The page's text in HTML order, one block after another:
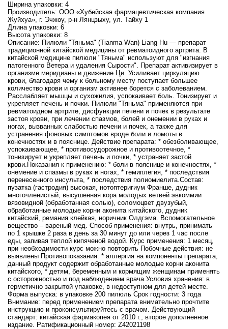
Ширина упаковки: 4
Производитель: ООО «Хубейская фармацевтическая компания
Жуйхуа», г. Эчжоу, р-н Лянцзыху, ул. Тайху 1
Длина упаковки: 6
Высота упаковки: 8
Описание: Пилюли "Тяньма" (Tianma Wan) Liang Hu — препарат
традиционной китайской медицины от ревматоидного артрита. В
китайской медицине пилюли "Тяньма" используют для "изгнания
патогенного Ветера и удаления Сырости". Препарат активизирует в
организме меридианы и движение Ци. Усиливает циркуляцию
крови, благодаря чему к больному месту поступает большее
количество крови и организм активнее борется с заболеванием.
Расслабляет мышцы и сухожилия, успокаивает боль. Тонизирует и
укрепляет печень и почки. Пилюли "Тяньма" применяются при
ревматоидном артрите, дисфункции печени и почек в результате
застоя крови, при лечении спазмов, болей и онемении в руках и
ногах, вызванных слабостью печени и почек, а также для
устранения фоновых симптомов вроде боли и ломоты в
конечностях и в пояснице. Действие препарата: * обезболивающее,
успокаивающее, * противосудорожное и противоотечное, *
тонизирует и укрепляет печень и почки, * устраняет застой
крови.Показания к применению: * боли в пояснице и конечностях, *
онемение и спазмы в руках и ногах, * гемиплегия, * последствия
перенесенного инсульта, * последствия полиомиелита.Состав:
пузатка (гастродия) высокая, нотоптеригиум Франше, дудник
многочленистый, высушенная кора молодых ветвей эвкоммии
вязовидной (обработанная солью), соломоцвет двузубый,
обработанные молодые корни аконита китайского, дудник
китайский, ремания клейкая, норичник Олдгэма. Вспомогательное
вещество – вареный мед. Способ применения: внутрь, принимать
по 1 крышке 2 раза в день за 30 минут до или через 1 час после
еды, запивая теплой кипяченой водой. Курс применения: 1 месяц,
при необходимости курс можно повторить Побочные действия: не
выявлены Противопоказания: * аллергия на компоненты препарата,
данный продукт содержит обработанные молодые корни аконита
китайского, * детям, беременным и кормящим женщинам применять
с осторожностью и под наблюдением врача.Условия хранения: в
герметично закрытой упаковке, в недоступном для детей месте.
Форма выпуска: в упаковке 200 пилюль Срок годности: 3 года
Внимание: перед применением препарата внимательно прочтите
инструкцию и проконсультируйтесь с врачом. Действующий
стандарт: китайская фармакопея от 2010 г., второе дополненное
издание. Ратификационный номер: Z42021198